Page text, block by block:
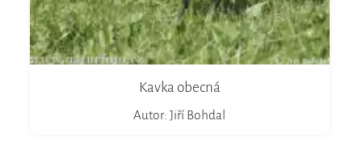
Kavka obecná
Autor: Jiří Bohdal